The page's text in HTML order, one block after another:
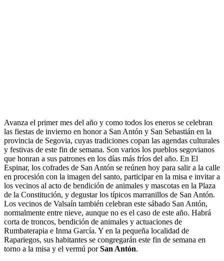
Avanza el primer mes del año y como todos los eneros se celebran
las fiestas de invierno en honor a San Antón y San Sebastián en la
provincia de Segovia, cuyas tradiciones copan las agendas culturales
y festivas de este fin de semana. Son varios los pueblos segovianos
que honran a sus patrones en los días más fríos del año. En El
Espinar, los cofrades de San Antón se reúnen hoy para salir a la calle
en procesión con la imagen del santo, participar en la misa e invitar a
los vecinos al acto de bendición de animales y mascotas en la Plaza
de la Constitución, y degustar los típicos marranillos de San Antón.
Los vecinos de Valsaín también celebran este sábado San Antón,
normalmente entre nieve, aunque no es el caso de este año. Habrá
corta de troncos, bendición de animales y actuaciones de
Rumbaterapia e Inma García. Y en la pequeña localidad de
Rapariegos, sus habitantes se congregarán este fin de semana en
torno a la misa y el vermú porSan Antón.